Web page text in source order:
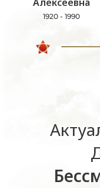
1920 - 1990